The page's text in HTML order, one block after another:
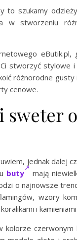
to szukamy
w stworzeniu
stworzyć stylowe
różnorodne
cenowe.
jednak dalej
buty
mają
o najnowsze
wzory
i
kolorze czerwonym